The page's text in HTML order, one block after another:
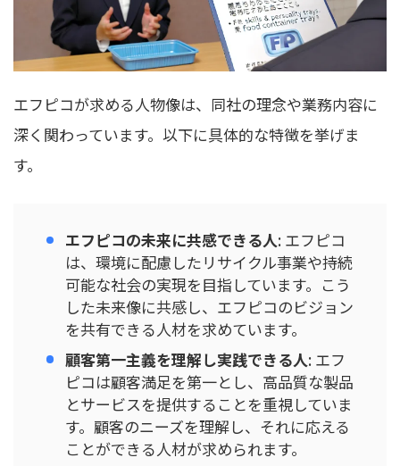
エフピコが求める人物像は、同社の理念や業務内容に
深く関わっています。以下に具体的な特徴を挙げま
す。
エフピコの未来に共感できる人: エフピコ
は、環境に配慮したリサイクル事業や持続
可能な社会の実現を目指しています。こう
した未来像に共感し、エフピコのビジョン
を共有できる人材を求めています。
顧客第一主義を理解し実践できる人: エフ
ピコは顧客満足を第一とし、高品質な製品
とサービスを提供することを重視していま
す。顧客のニーズを理解し、それに応える
ことができる人材が求められます。